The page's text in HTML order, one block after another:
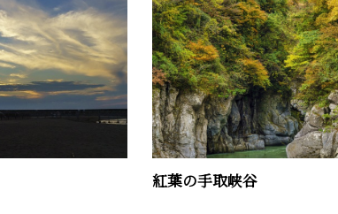
紅葉の手取峡谷